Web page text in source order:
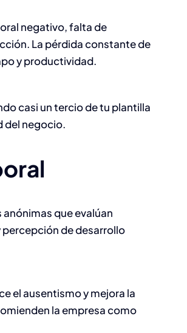
negativo, falta de
La pérdida constante de
y productividad.
casi un tercio de tu plantilla
del negocio.
que evalúan
de desarrollo
el ausentismo y mejora la
la empresa como
Planeación Fiscal
para Empresas:
Cumplimiento